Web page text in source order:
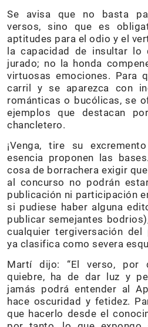
Se avisa que no basta
versos, sino que es
aptitudes para el odio y el
la capacidad de insultar lo
jurado; no la honda
virtuosas emociones. Para
carril y se aparezca con
románticas o bucólicas, se
ejemplos que destacan
chancletero.
¡Venga, tire su
esencia proponen las
cosa de borrachera exigir
al concurso no podrán
publicación ni participación
si pudiese haber alguna
publicar semejantes
cualquier tergiversación del
ya clasifica como severa
Martí dijo: “El verso, por
quiebre, ha de dar luz y
jamás podrá entender al
hace oscuridad y fetidez.
que hacerlo desde el